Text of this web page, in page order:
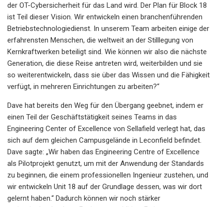
der OT-Cybersicherheit für das Land wird. Der Plan für Block 18
ist Teil dieser Vision. Wir entwickeln einen branchenführenden
Betriebstechnologiedienst. In unserem Team arbeiten einige der
erfahrensten Menschen, die weltweit an der Stilllegung von
Kernkraftwerken beteiligt sind. Wie können wir also die nächste
Generation, die diese Reise antreten wird, weiterbilden und sie
so weiterentwickeln, dass sie über das Wissen und die Fähigkeit
verfügt, in mehreren Einrichtungen zu arbeiten?“
Dave hat bereits den Weg für den Übergang geebnet, indem er
einen Teil der Geschäftstätigkeit seines Teams in das
Engineering Center of Excellence von Sellafield verlegt hat, das
sich auf dem gleichen Campusgelände in Leconfield befindet.
Dave sagte: „Wir haben das Engineering Centre of Excellence
als Pilotprojekt genutzt, um mit der Anwendung der Standards
zu beginnen, die einem professionellen Ingenieur zustehen, und
wir entwickeln Unit 18 auf der Grundlage dessen, was wir dort
gelernt haben.“ Dadurch können wir noch stärker